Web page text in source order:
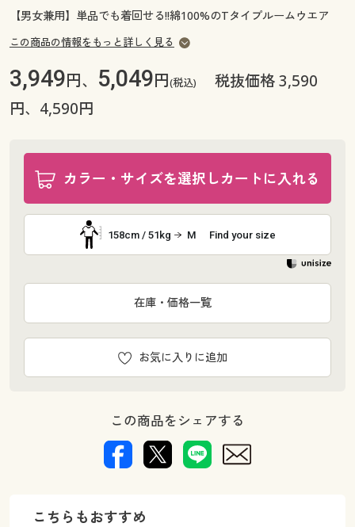
サポート
よくある質問とお問い合わせ
ご利用ガイド
よくある質問とお問い合わせ
【男女兼用】単品でも着回せる!!綿100%のTタイプルームウエア
この商品の情報をもっと詳しく見る
3,949円、 5,049円(税込)
税抜価格 3,590
円、4,590円
カラー・サイズを選択しカートに入れる
158cm / 51kg M Find your size
お気に入りに追加
在庫・価格一覧
この商品をシェアする
こちらもおすすめ